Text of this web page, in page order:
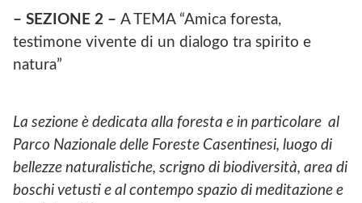
– SEZIONE 2 – A TEMA “Amica foresta,
testimone vivente di un dialogo tra spirito e
natura”
La sezione è dedicata alla foresta e in particolare al
Parco Nazionale delle Foreste Casentinesi, luogo di
bellezze naturalistiche, scrigno di biodiversità, area di
boschi vetusti e al contempo spazio di meditazione e